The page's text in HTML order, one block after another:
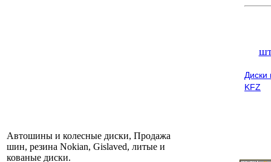
KFZ
Автошины и колесные диски, Продажа
шин, резина Nokian, Gislaved, литые и
кованые диски.